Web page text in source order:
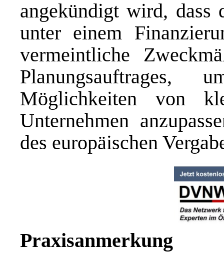
angekündigt wird, dass
unter einem
vermeintliche
Möglichkeiten von
Unternehmen
des europäischen
Praxisanmerkung